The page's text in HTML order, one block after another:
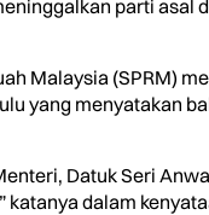
parti
Malaysia (SPRM)
yang menyatakan
Datuk Seri
dalam